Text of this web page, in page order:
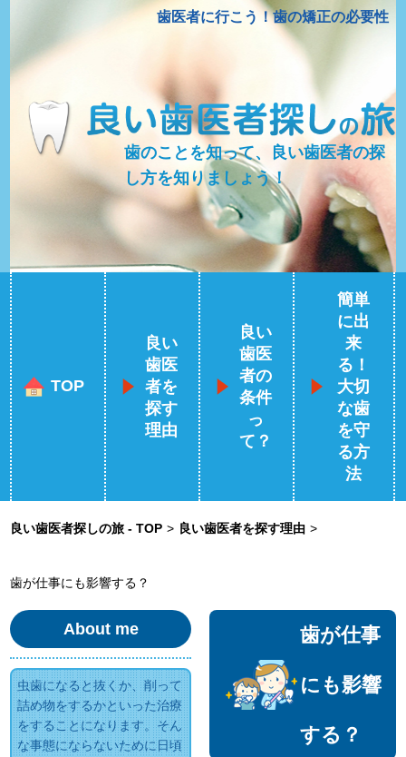
歯医者に行こう！歯の矯正の必要性
歯のことを知って、良い歯医者の探
し方を知りましょう！
TOP
良い
歯医
者を
探す
理由
良い
歯医
者の
条件
っ
て？
簡単
に出
来
る！
大切
な歯
を守
る方
法
良い歯医者探しの旅 - TOP > 良い歯医者を探す理由 >
歯が仕事にも影響する？
About me
虫歯になると抜くか、削って
詰め物をするかといった治療
をすることになります。そん
な事態にならないために日頃
歯が仕事
にも影響
する？